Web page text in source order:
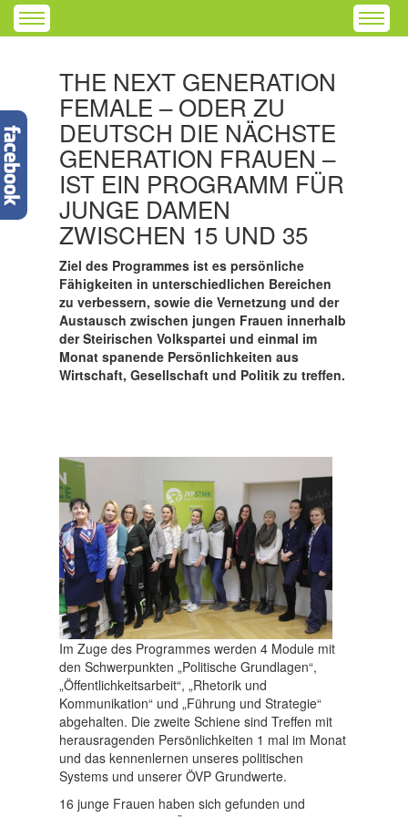
THE NEXT GENERATION
FEMALE – ODER ZU
DEUTSCH DIE NÄCHSTE
GENERATION FRAUEN –
IST EIN PROGRAMM FÜR
JUNGE DAMEN
ZWISCHEN 15 UND 35
Ziel des Programmes ist es persönliche
Fähigkeiten in unterschiedlichen Bereichen
zu verbessern, sowie die Vernetzung und der
Austausch zwischen jungen Frauen innerhalb
der Steirischen Volkspartei und einmal im
Monat spanende Persönlichkeiten aus
Wirtschaft, Gesellschaft und Politik zu treffen.
Im Zuge des Programmes werden 4 Module mit
den Schwerpunkten „Politische Grundlagen“,
„Öffentlichkeitsarbeit“, „Rhetorik und
Kommunikation“ und „Führung und Strategie“
abgehalten. Die zweite Schiene sind Treffen mit
herausragenden Persönlichkeiten 1 mal im Monat
und das kennenlernen unseres politischen
Systems und unserer ÖVP Grundwerte.
16 junge Frauen haben sich gefunden und